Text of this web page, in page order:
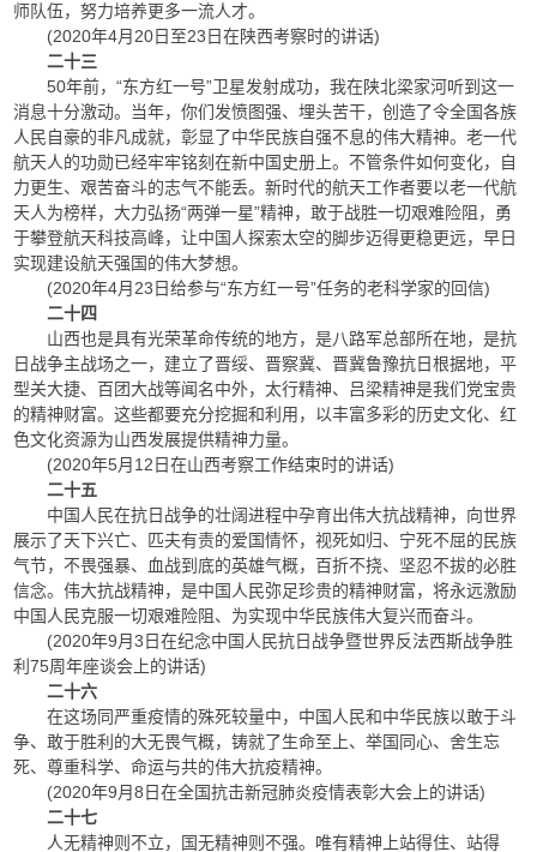
师队伍，努力培养更多一流人才。
(2020年4月20日至23日在陕西考察时的讲话)
二十三
50年前，“东方红一号”卫星发射成功，我在陕北梁家河听到这一
消息十分激动。当年，你们发愤图强、埋头苦干，创造了令全国各族
人民自豪的非凡成就，彰显了中华民族自强不息的伟大精神。老一代
航天人的功勋已经牢牢铭刻在新中国史册上。不管条件如何变化，自
力更生、艰苦奋斗的志气不能丢。新时代的航天工作者要以老一代航
天人为榜样，大力弘扬“两弹一星”精神，敢于战胜一切艰难险阻，勇
于攀登航天科技高峰，让中国人探索太空的脚步迈得更稳更远，早日
实现建设航天强国的伟大梦想。
(2020年4月23日给参与“东方红一号”任务的老科学家的回信)
二十四
山西也是具有光荣革命传统的地方，是八路军总部所在地，是抗
日战争主战场之一，建立了晋绥、晋察冀、晋冀鲁豫抗日根据地，平
型关大捷、百团大战等闻名中外，太行精神、吕梁精神是我们党宝贵
的精神财富。这些都要充分挖掘和利用，以丰富多彩的历史文化、红
色文化资源为山西发展提供精神力量。
(2020年5月12日在山西考察工作结束时的讲话)
二十五
中国人民在抗日战争的壮阔进程中孕育出伟大抗战精神，向世界
展示了天下兴亡、匹夫有责的爱国情怀，视死如归、宁死不屈的民族
气节，不畏强暴、血战到底的英雄气概，百折不挠、坚忍不拔的必胜
信念。伟大抗战精神，是中国人民弥足珍贵的精神财富，将永远激励
中国人民克服一切艰难险阻、为实现中华民族伟大复兴而奋斗。
(2020年9月3日在纪念中国人民抗日战争暨世界反法西斯战争胜
利75周年座谈会上的讲话)
二十六
在这场同严重疫情的殊死较量中，中国人民和中华民族以敢于斗
争、敢于胜利的大无畏气概，铸就了生命至上、举国同心、舍生忘
死、尊重科学、命运与共的伟大抗疫精神。
(2020年9月8日在全国抗击新冠肺炎疫情表彰大会上的讲话)
二十七
人无精神则不立，国无精神则不强。唯有精神上站得住、站得